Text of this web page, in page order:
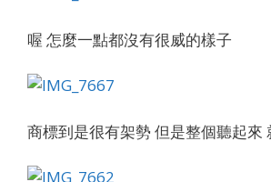
喔 怎麼一點都沒有很威的樣子
商標到是很有架勢 但是整個聽起來